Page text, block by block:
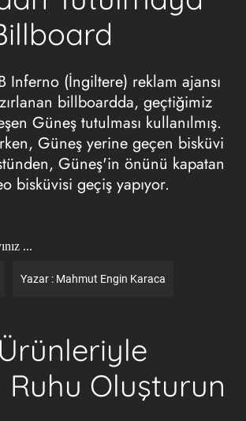
Inferno (İngiltere) reklam ajansı
billboardda, geçtiğimiz
Güneş tutulması kullanılmış.
Güneş yerine geçen bisküvi
Güneş'in önünü kapatan
bisküvisi geçiş yapıyor.
...
Yazar : Mahmut Engin Karaca
Ruhu Oluşturun